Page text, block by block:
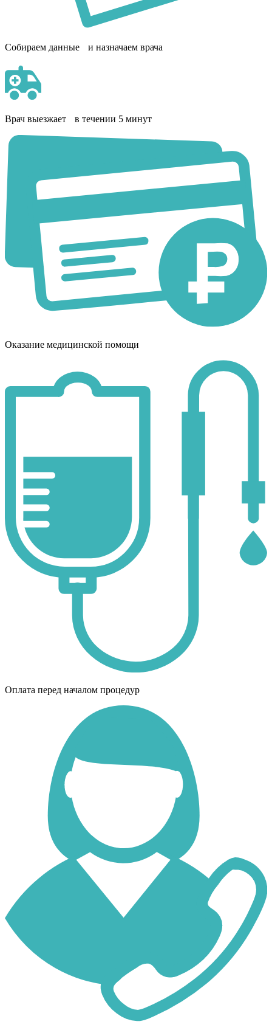
Собираем данные и назначаем врача
Врач выезжает в течении 5 минут
Оказание медицинской помощи
Оплата перед началом процедур